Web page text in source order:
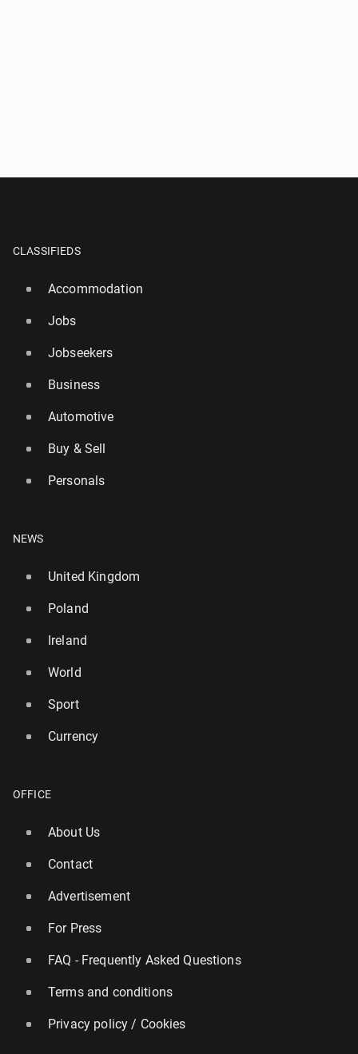
CLASSIFIEDS
Accommodation
Jobs
Jobseekers
Business
Automotive
Buy & Sell
Personals
NEWS
United Kingdom
Poland
Ireland
World
Sport
Currency
OFFICE
About Us
Contact
Advertisement
For Press
FAQ - Frequently Asked Questions
Terms and conditions
Privacy policy / Cookies